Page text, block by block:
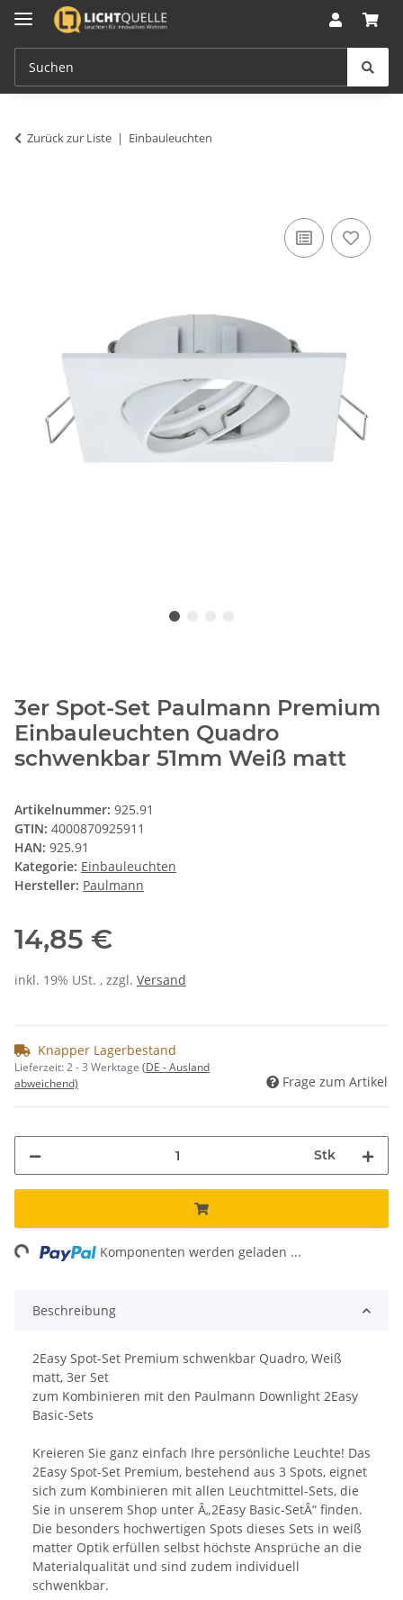
Zurück zur Liste Einbauleuchten
3er Spot-Set Paulmann Premium
Einbauleuchten Quadro
schwenkbar 51mm Weiß matt
Artikelnummer: 925.91
GTIN: 4000870925911
HAN: 925.91
Kategorie: Einbauleuchten
Hersteller: Paulmann
14,85 €
inkl. 19% USt. , zzgl. Versand
Knapper Lagerbestand
Lieferzeit:2 - 3 Werktage (DE - Ausland
abweichend)
Frage zum Artikel
Stk
Komponenten werden geladen ...
Beschreibung
2Easy Spot-Set Premium schwenkbar Quadro, Weiß
matt, 3er Set
zum Kombinieren mit den Paulmann Downlight 2Easy
Basic-Sets
Kreieren Sie ganz einfach Ihre persönliche Leuchte! Das
2Easy Spot-Set Premium, bestehend aus 3 Spots, eignet
sich zum Kombinieren mit allen Leuchtmittel-Sets, die
Sie in unserem Shop unter Â„2Easy Basic-SetÂ“ finden.
Die besonders hochwertigen Spots dieses Sets in weiß
matter Optik erfüllen selbst höchste Ansprüche an die
Materialqualität und sind zudem individuell
schwenkbar.